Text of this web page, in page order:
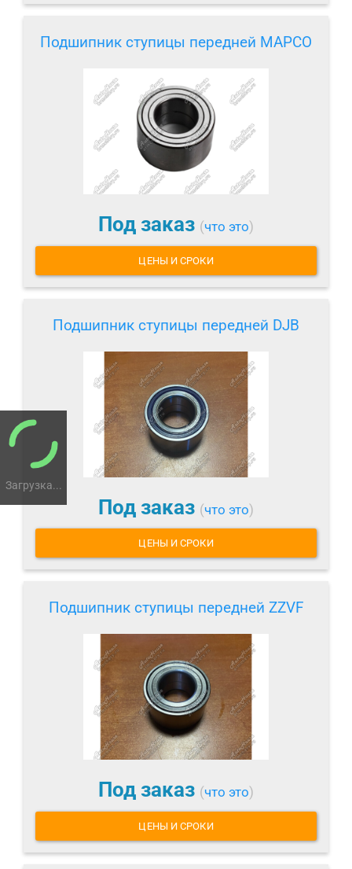
Загрузка...
Подшипник ступицы передней MAPCO
Под заказ (что это)
ЦЕНЫ И СРОКИ
Подшипник ступицы передней DJB
Под заказ (что это)
ЦЕНЫ И СРОКИ
Подшипник ступицы передней ZZVF
Под заказ (что это)
ЦЕНЫ И СРОКИ